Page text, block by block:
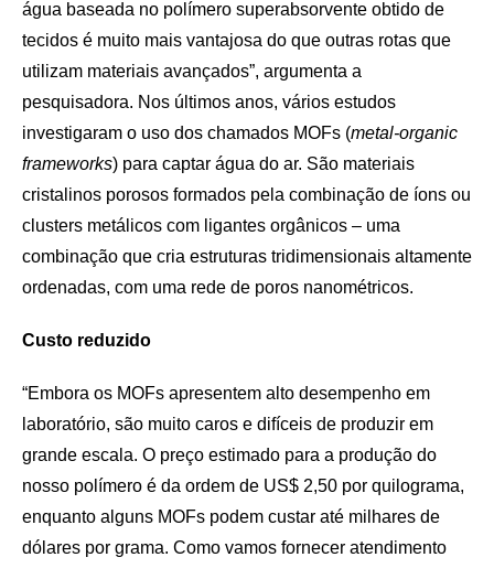
água baseada no polímero superabsorvente obtido de
tecidos é muito mais vantajosa do que outras rotas que
utilizam materiais avançados”, argumenta a
pesquisadora. Nos últimos anos, vários estudos
investigaram o uso dos chamados MOFs (metal-organic
frameworks) para captar água do ar. São materiais
cristalinos porosos formados pela combinação de íons ou
clusters metálicos com ligantes orgânicos – uma
combinação que cria estruturas tridimensionais altamente
ordenadas, com uma rede de poros nanométricos.
Custo reduzido
“Embora os MOFs apresentem alto desempenho em
laboratório, são muito caros e difíceis de produzir em
grande escala. O preço estimado para a produção do
nosso polímero é da ordem de US$ 2,50 por quilograma,
enquanto alguns MOFs podem custar até milhares de
dólares por grama. Como vamos fornecer atendimento